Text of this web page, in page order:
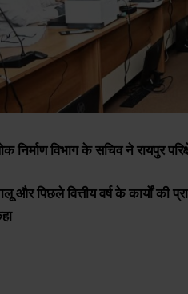
निर्माण विभाग के सचिव ने रायपुर
और पिछले वित्तीय वर्ष के कार्यों